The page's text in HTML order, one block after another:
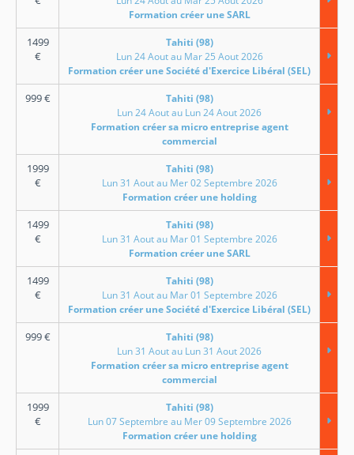
Formation créer une SARL
1499
€
Tahiti (98)
Lun 24 Aout au Mar 25 Aout 2026
Formation créer une Société d'Exercice Libéral (SEL)
999€
Tahiti (98)
Lun 24 Aout au Lun 24 Aout 2026
Formation créer sa micro entreprise agent
commercial
1999
€
Tahiti (98)
Lun 31 Aout au Mer 02 Septembre 2026
Formation créer une holding
1499
€
Tahiti (98)
Lun 31 Aout au Mar 01 Septembre 2026
Formation créer une SARL
1499
€
Tahiti (98)
Lun 31 Aout au Mar 01 Septembre 2026
Formation créer une Société d'Exercice Libéral (SEL)
999€
Tahiti (98)
Lun 31 Aout au Lun 31 Aout 2026
Formation créer sa micro entreprise agent
commercial
1999
€
Tahiti (98)
Lun 07 Septembre au Mer 09 Septembre 2026
Formation créer une holding